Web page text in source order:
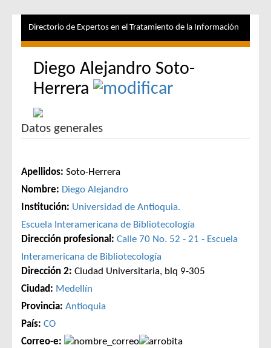
Directorio de Expertos en el Tratamiento de la Información
Diego Alejandro Soto-
Herrera
Datos generales
Apellidos: Soto-Herrera
Nombre: Diego Alejandro
Institución: Universidad de Antioquia.
Escuela Interamericana de Bibliotecología
Dirección profesional: Calle 70 No. 52 - 21 - Escuela
Interamericana de Bibliotecología
Dirección 2: Ciudad Universitaria, blq 9-305
Ciudad: Medellín
Provincia: Antioquia
País: CO
Correo-e: